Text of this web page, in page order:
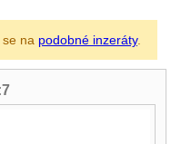
na podobné inzeráty.